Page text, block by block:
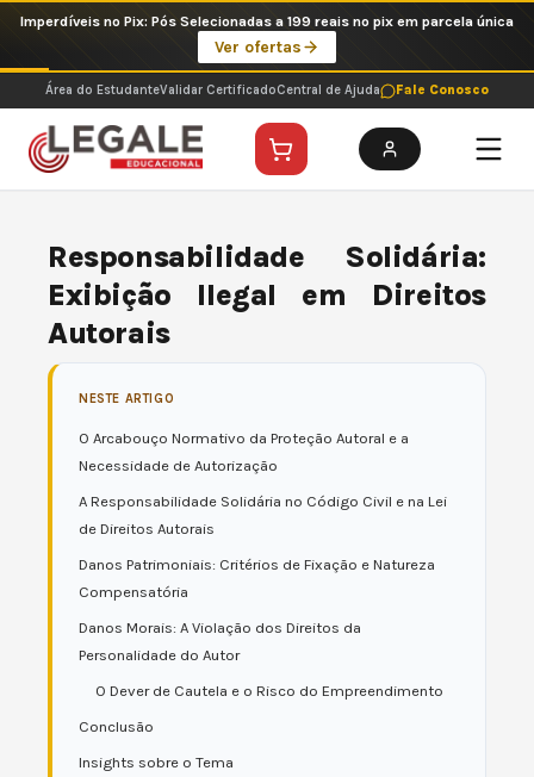
o
conteúdo
Imperdíveis no Pix: Pós Selecionadas a 199 reais no pix em parcela única
Ver ofertas
Área do EstudanteValidar CertificadoCentral de Ajuda Fale Conosco
Responsabilidade Solidária:
Exibição Ilegal em Direitos
Autorais
NESTE ARTIGO
O Arcabouço Normativo da Proteção Autoral e a
Necessidade de Autorização
A Responsabilidade Solidária no Código Civil e na Lei
de Direitos Autorais
Danos Patrimoniais: Critérios de Fixação e Natureza
Compensatória
Danos Morais: A Violação dos Direitos da
Personalidade do Autor
O Dever de Cautela e o Risco do Empreendimento
Conclusão
Insights sobre o Tema